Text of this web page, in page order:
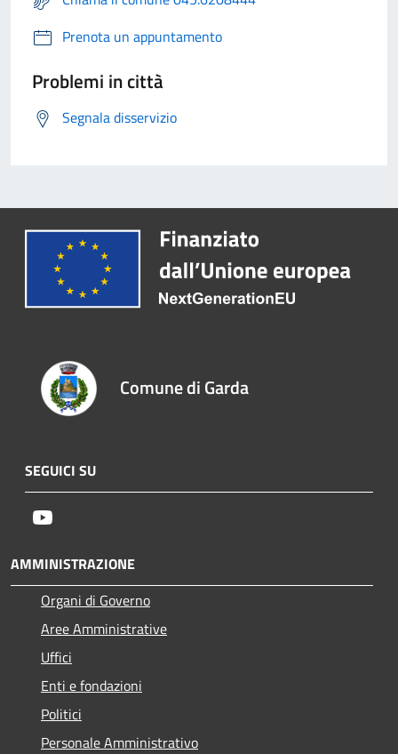
Prenota un appuntamento
Problemi in città
Segnala disservizio
Comune di Garda
SEGUICI SU
AMMINISTRAZIONE
Organi di Governo
Aree Amministrative
Uffici
Enti e fondazioni
Politici
Personale Amministrativo